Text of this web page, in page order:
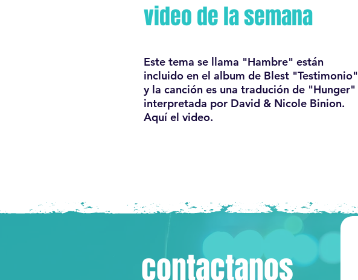
video de la semana
Este tema se llama "Hambre" están
incluido en el album de Blest "Testimonio"
y la canción es una tradución de "Hunger"
interpretada por David & Nicole Binion.
Aquí el video.
contactanos